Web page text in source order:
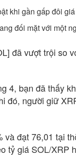
khi gần gấp đôi
đối mặt với một
đã vượt trội so
4, bạn đã thấy
đó, người giữ
và đạt 76,01 tại
tỷ giá SOL/XRP